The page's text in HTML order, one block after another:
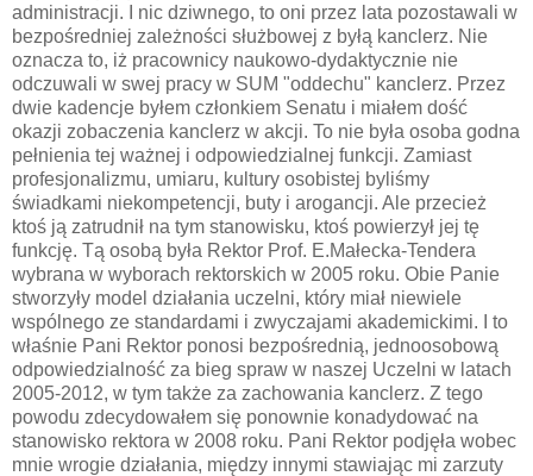
administracji. I nic dziwnego, to oni przez lata pozostawali w
bezpośredniej zależności służbowej z byłą kanclerz. Nie
oznacza to, iż pracownicy naukowo-dydaktycznie nie
odczuwali w swej pracy w SUM "oddechu" kanclerz. Przez
dwie kadencje byłem członkiem Senatu i miałem dość
okazji zobaczenia kanclerz w akcji. To nie była osoba godna
pełnienia tej ważnej i odpowiedzialnej funkcji. Zamiast
profesjonalizmu, umiaru, kultury osobistej byliśmy
świadkami niekompetencji, buty i arogancji. Ale przecież
ktoś ją zatrudnił na tym stanowisku, ktoś powierzył jej tę
funkcję. Tą osobą była Rektor Prof. E.Małecka-Tendera
wybrana w wyborach rektorskich w 2005 roku. Obie Panie
stworzyły model działania uczelni, który miał niewiele
wspólnego ze standardami i zwyczajami akademickimi. I to
właśnie Pani Rektor ponosi bezpośrednią, jednoosobową
odpowiedzialność za bieg spraw w naszej Uczelni w latach
2005-2012, w tym także za zachowania kanclerz. Z tego
powodu zdecydowałem się ponownie konadydować na
stanowisko rektora w 2008 roku. Pani Rektor podjęła wobec
mnie wrogie działania, między innymi stawiając mi zarzuty